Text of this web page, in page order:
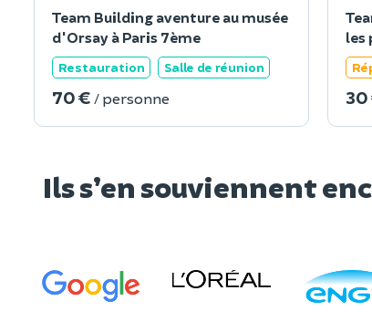
Team Building aventure au musée
d'Orsay à Paris 7ème
Restauration Salle de réunion
70 € / personne
les
30
Ils s’en souviennent